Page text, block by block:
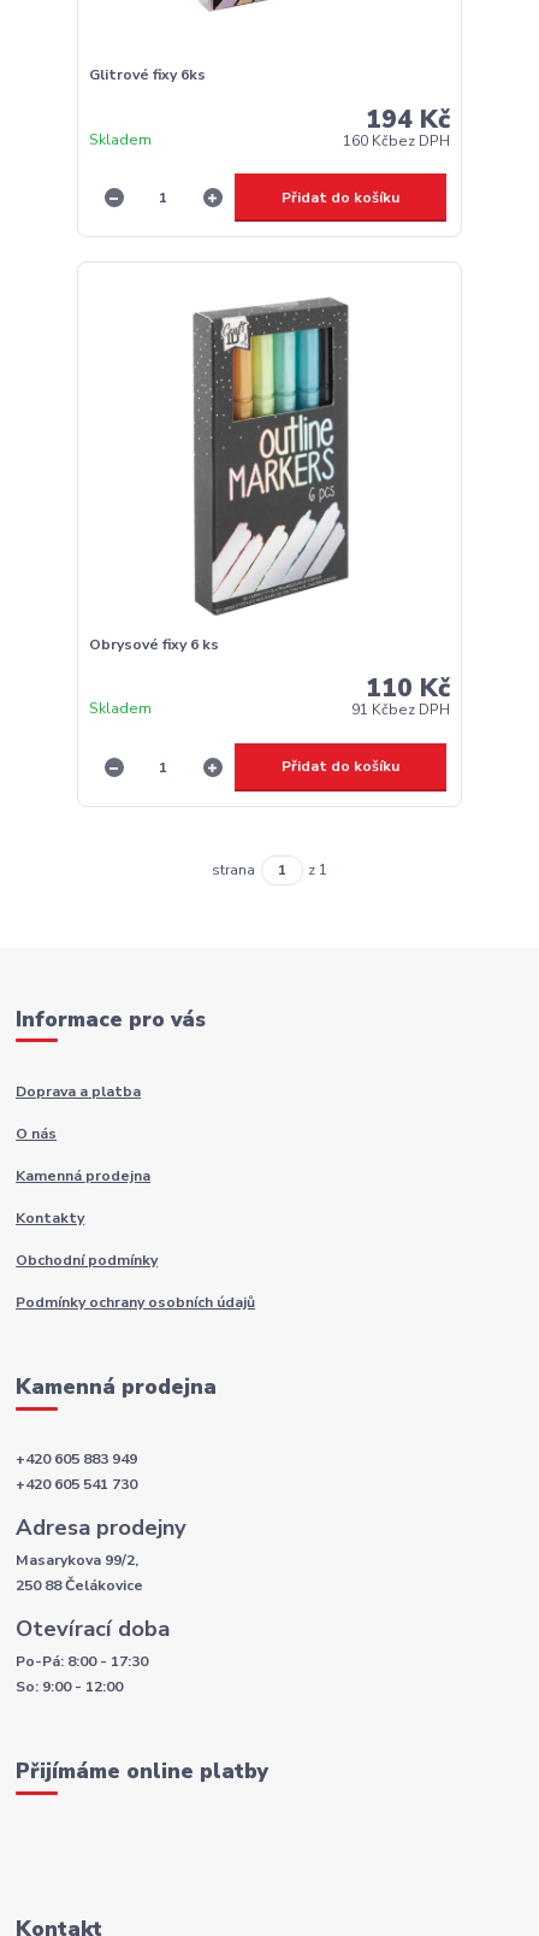
Glitrové fixy 6ks
194 Kč
160 Kčbez DPH
Skladem
Přidat do košíku
Obrysové fixy 6 ks
110 Kč
91 Kčbez DPH
Skladem
Přidat do košíku
strana z 1
Informace pro vás
Doprava a platba
O nás
Kamenná prodejna
Kontakty
Obchodní podmínky
Podmínky ochrany osobních údajů
Kamenná prodejna
+420 605 883 949
+420 605 541 730
Adresa prodejny
Masarykova 99/2,
250 88 Čelákovice
Otevírací doba
Po-Pá: 8:00 - 17:30
So: 9:00 - 12:00
Přijímáme online platby
Kontakt